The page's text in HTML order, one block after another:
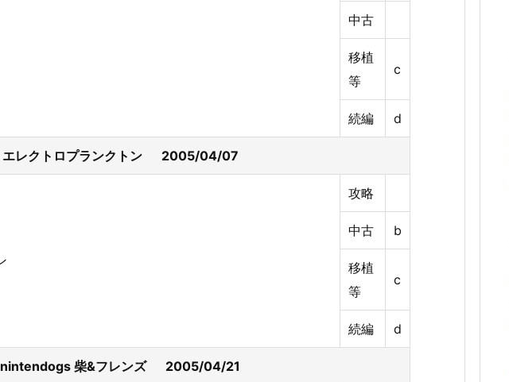
中古
移植
等
c
続編 d
エレクトロプランクトン 2005/04/07
攻略
中古 b
移植
等
c
続編 d
nintendogs 柴&フレンズ 2005/04/21